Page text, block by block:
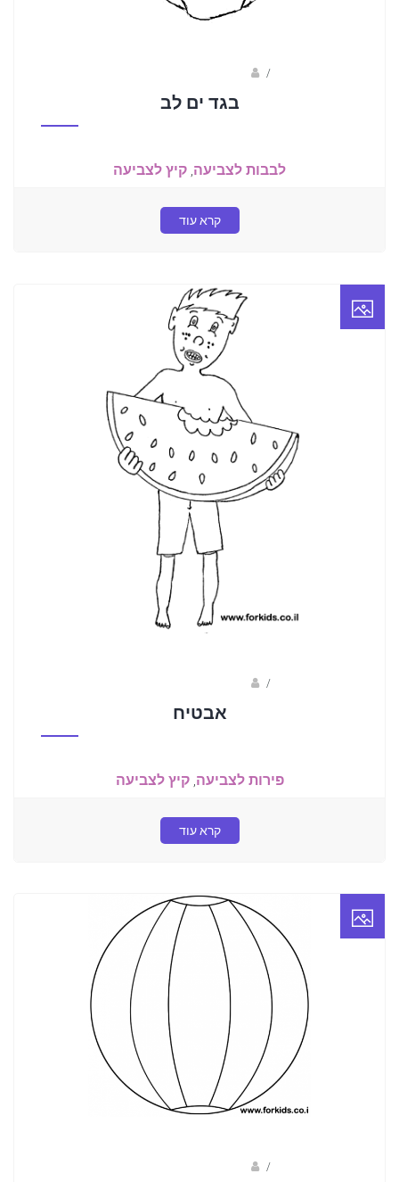
/
בגד ים לב
לבבות לצביעה, קיץ לצביעה
קרא עוד
/
אבטיח
פירות לצביעה ,קיץ לצביעה
קרא עוד
/